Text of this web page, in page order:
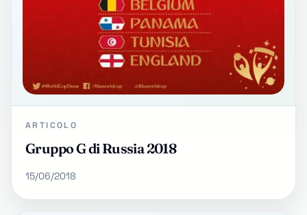
ARTICOLO
Gruppo G di Russia 2018
15/06/2018